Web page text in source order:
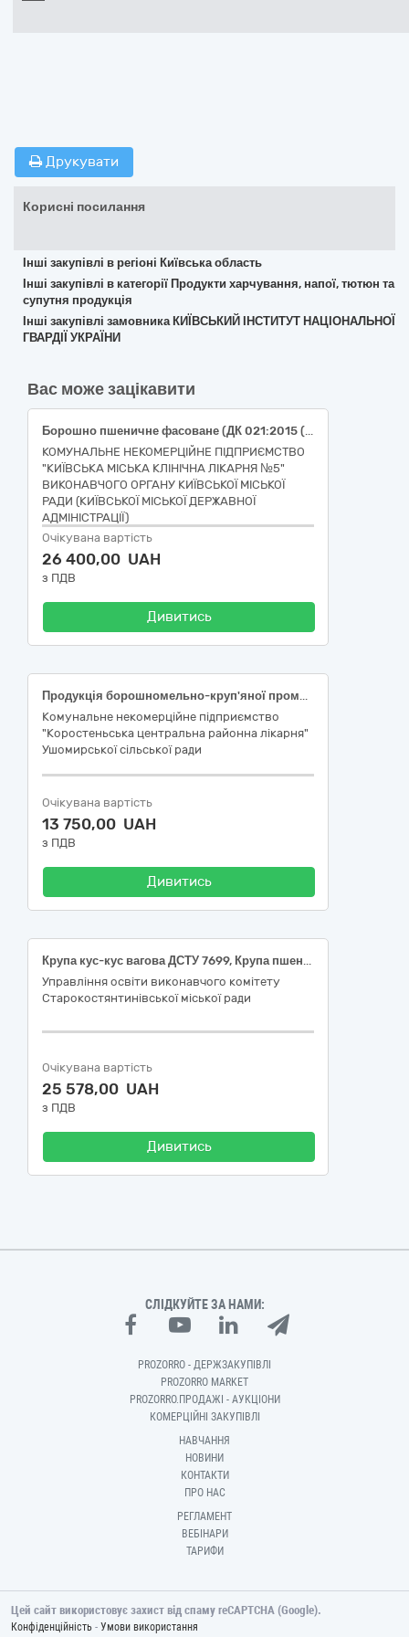
Друкувати
Корисні посилання
Інші закупівлі в регіоні Київська область
Інші закупівлі в категорії Продукти харчування, напої, тютюн та
супутня продукція
Інші закупівлі замовника КИЇВСЬКИЙ ІНСТИТУТ НАЦІОНАЛЬНОЇ
ГВАРДІЇ УКРАЇНИ
Вас може зацікавити
Борошно пшеничне фасоване (ДК 021:2015 (CPV) : 15610000-7 Продукція борошномельно-круп'яної промисловості)
КОМУНАЛЬНЕ НЕКОМЕРЦІЙНЕ ПІДПРИЄМСТВО
"КИЇВСЬКА МІСЬКА КЛІНІЧНА ЛІКАРНЯ №5"
ВИКОНАВЧОГО ОРГАНУ КИЇВСЬКОЇ МІСЬКОЇ
РАДИ (КИЇВСЬКОЇ МІСЬКОЇ ДЕРЖАВНОЇ
АДМІНІСТРАЦІЇ)
Очікувана вартість
26 400,00 UAH
з ПДВ
Дивитись
Продукція борошномельно-круп'яної промисловості ДК 021:2015 - 15610000-7 - Продукція борошномельно-круп'яної промисловості (Крупа пшенична Артек з м'яких сортів пшениці, ДСТУ 7699, 1 кг, код ДК 021:2015 - 15613300-1 Злакові продукти; Крупа вівсяна, плющена, ґатунок вищий, ДСТУ 7698, код ДК 021:2015 - 15613100-9 - Вівсяна крупа).
Комунальне некомерційне підприємство
"Коростеньська центральна районна лікарня"
Ушомирської сільської ради
Очікувана вартість
13 750,00 UAH
з ПДВ
Дивитись
Крупа кус-кус вагова ДСТУ 7699, Крупа пшенична булгур вагова, 7699
Управління освіти виконавчого комітету
Старокостянтинівської міської ради
Очікувана вартість
25 578,00 UAH
з ПДВ
Дивитись
СЛІДКУЙТЕ ЗА НАМИ:
PROZORRO - ДЕРЖЗАКУПІВЛІ
PROZORRO MARKET
PROZORRO.ПРОДАЖІ - АУКЦІОНИ
КОМЕРЦІЙНІ ЗАКУПІВЛІ
НАВЧАННЯ
НОВИНИ
КОНТАКТИ
ПРО НАС
РЕГЛАМЕНТ
ВЕБІНАРИ
ТАРИФИ
Цей сайт використовує захист від спаму reCAPTCHA (Google).
Конфіденційність - Умови використання